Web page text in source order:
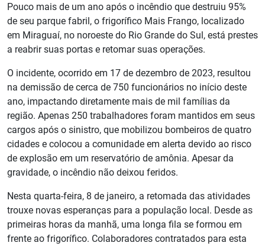
Pouco mais de um ano após o incêndio que destruiu 95%
de seu parque fabril, o frigorífico Mais Frango, localizado
em Miraguaí, no noroeste do Rio Grande do Sul, está prestes
a reabrir suas portas e retomar suas operações.
O incidente, ocorrido em 17 de dezembro de 2023, resultou
na demissão de cerca de 750 funcionários no início deste
ano, impactando diretamente mais de mil famílias da
região. Apenas 250 trabalhadores foram mantidos em seus
cargos após o sinistro, que mobilizou bombeiros de quatro
cidades e colocou a comunidade em alerta devido ao risco
de explosão em um reservatório de amônia. Apesar da
gravidade, o incêndio não deixou feridos.
Nesta quarta-feira, 8 de janeiro, a retomada das atividades
trouxe novas esperanças para a população local. Desde as
primeiras horas da manhã, uma longa fila se formou em
frente ao frigorífico. Colaboradores contratados para esta